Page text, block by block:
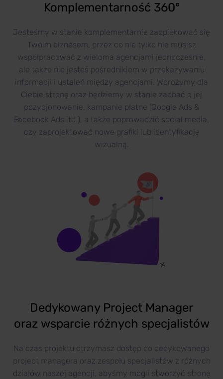
Komplementarność 360°
Jesteśmy w stanie komplementarnie zaopiekować się
Twoim biznesem, przez co nie tylko nie musisz
współpracować z wieloma agencjami jednocześnie,
ale także nie jesteś pośrednikiem w przekazywaniu
informacji i ustaleń między agencjami. Wdrożymy dla
Ciebie stronę oraz będziemy w stanie zadbać o jej
pozycjonowanie, kampanie płatne (Google Ads &
Facebook Ads itd.), a także poprowadzić social media,
czy zaprojektować nowe grafiki lub identyfikację
wizualną.
Dedykowany Project Manager
oraz wsparcie różnych specjalistów
Na czas projektu otrzymasz dostęp do dedykowanego
project managera oraz zespołu specjalistów z różnych
działów naszej agencji, abyśmy mogli stworzyć stronę